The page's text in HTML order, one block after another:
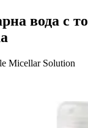
вода с
Micellar Solution